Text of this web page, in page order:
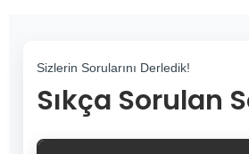
Sizlerin Sorularını Derledik!
Sıkça Sorulan